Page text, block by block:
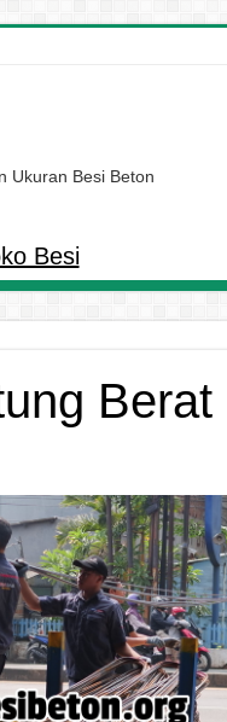
Ukuran Besi Beton
Besi
Berat